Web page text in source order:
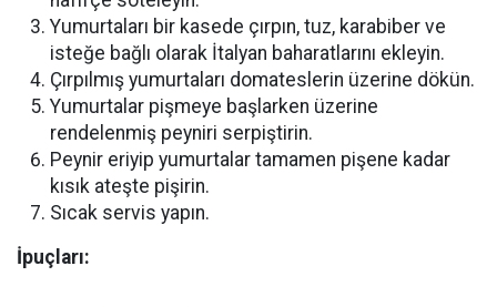
Yumurtaları bir kasede çırpın, tuz, karabiber ve
isteğe bağlı olarak İtalyan baharatlarını ekleyin.
Çırpılmış yumurtaları domateslerin üzerine dökün.
Yumurtalar pişmeye başlarken üzerine
rendelenmiş peyniri serpiştirin.
Peynir eriyip yumurtalar tamamen pişene kadar
kısık ateşte pişirin.
Sıcak servis yapın.
İpuçları: